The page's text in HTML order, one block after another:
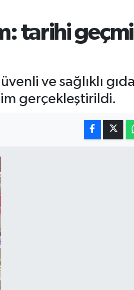
tarihi
ve sağlıklı
gerçekleştirildi.